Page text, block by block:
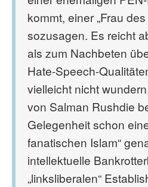
kommt, einer „Frau
sozusagen. Es reicht
als zum Nachbeten
Hate-Speech-
vielleicht nicht
von Salman Rushdie
Gelegenheit schon
fanatischen Islam“
intellektuelle
„linksliberalen“